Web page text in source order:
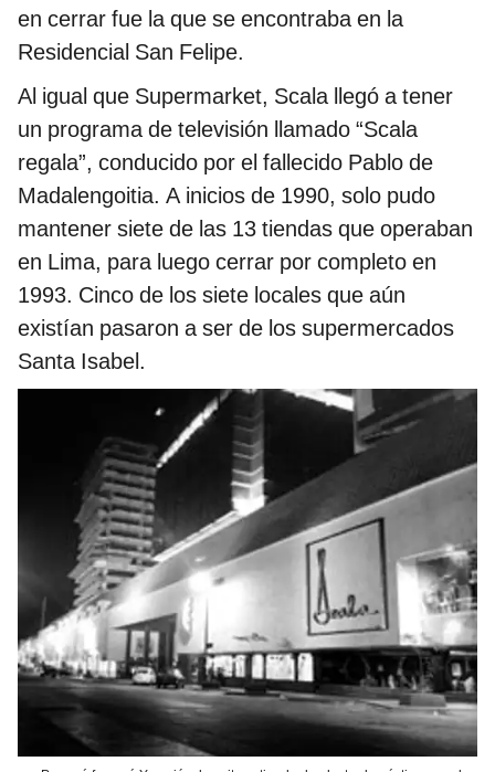
en cerrar fue la que se encontraba en la
Residencial San Felipe.
Al igual que Supermarket, Scala llegó a tener
un programa de televisión llamado “Scala
regala”, conducido por el fallecido Pablo de
Madalengoitia. A inicios de 1990, solo pudo
mantener siete de las 13 tiendas que operaban
en Lima, para luego cerrar por completo en
1993. Cinco de los siete locales que aún
existían pasaron a ser de los supermercados
Santa Isabel.